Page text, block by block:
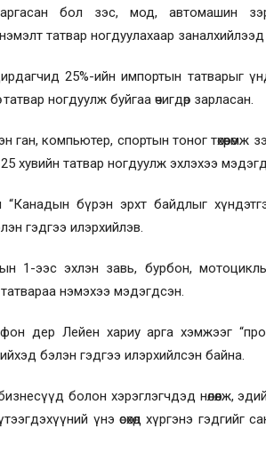
бол зэс, мод, автомашин
татвар ногдуулахаар заналхийлээд
25%-ийн импортын татварыг
татвар ногдуулж буйгаа өчигдөр зарласан.
ган, компьютер, спортын тоног
хувийн татвар ногдуулж эхлэхээ
“Канадын бүрэн эрхт байдлыг
гэдгээ илэрхийлэв.
1-ээс эхлэн завь, бурбон,
нэмэхээ мэдэгдсэн.
фон дер Лейен хариу арга хэмжээг“
бэлэн гэдгээ илэрхийлсэн байна.
болон хэрэглэгчдэд нөлөөлж,
үнэ өсөхөд хүргэнэ гэдгийг